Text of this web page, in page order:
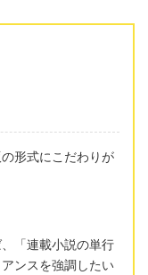
形式にこだわりが
「連載小説の単行
ンスを強調したい